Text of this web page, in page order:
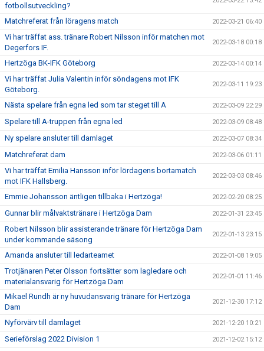
fotbollsutveckling?
Matchreferat från löragens match 2022-03-21 06:40
Vi har träffat ass. tränare Robert Nilsson inför matchen mot
Degerfors IF.
2022-03-18 00:18
Hertzöga BK-IFK Göteborg 2022-03-14 00:14
Vi har träffat Julia Valentin inför söndagens mot IFK
Göteborg.
2022-03-11 19:23
Nästa spelare från egna led som tar steget till A 2022-03-09 22:29
Spelare till A-truppen från egna led 2022-03-09 08:48
Ny spelare ansluter till damlaget 2022-03-07 08:34
Matchreferat dam 2022-03-06 01:11
Vi har träffat Emilia Hansson inför lördagens bortamatch
mot IFK Hallsberg.
2022-03-03 08:46
Emmie Johansson äntligen tillbaka i Hertzöga! 2022-02-20 08:25
Gunnar blir målvaktstränare i Hertzöga Dam 2022-01-31 23:45
Robert Nilsson blir assisterande tränare för Hertzöga Dam
under kommande säsong
2022-01-13 23:15
Amanda ansluter till ledarteamet 2022-01-08 19:05
Trotjänaren Peter Olsson fortsätter som lagledare och
materialansvarig för Hertzöga Dam
2022-01-01 11:46
Mikael Rundh är ny huvudansvarig tränare för Hertzöga
Dam
2021-12-30 17:12
Nyförvärv till damlaget 2021-12-20 10:21
Serieförslag 2022 Division 1 2021-12-02 15:12